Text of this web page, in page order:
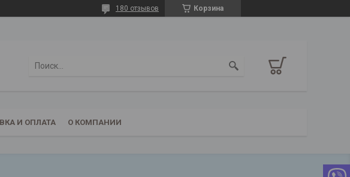
Корзина
180 отзывов
И ОПЛАТА О КОМПАНИИ